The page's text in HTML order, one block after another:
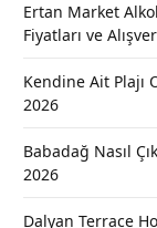
Ertan Market
Fiyatları ve
Kendine Ait Plajı
2026
Babadağ Nasıl
2026
Dalyan Terrace